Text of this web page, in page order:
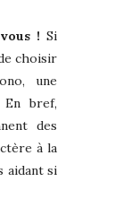
! Si
choisir
une
En bref,
des
à la
aidant si